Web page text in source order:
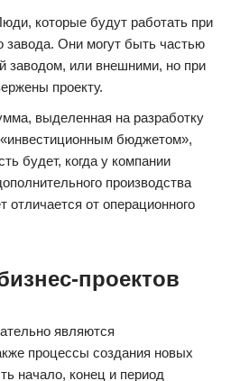
которые будут работать при
завода. Они могут быть частью
заводом, или внешними, но при
проекту.
выделенная на разработку
«инвестиционным бюджетом»,
будет, когда у компании
производства
отличается от операционного
проектов
являются
процессы создания новых
начало, конец и период